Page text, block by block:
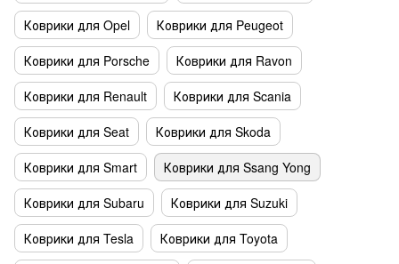
Коврики для Opel
Коврики для Peugeot
Коврики для Porsche
Коврики для Ravon
Коврики для Renault
Коврики для Scania
Коврики для Seat
Коврики для Skoda
Коврики для Smart
Коврики для Ssang Yong
Коврики для Subaru
Коврики для Suzuki
Коврики для Tesla
Коврики для Toyota